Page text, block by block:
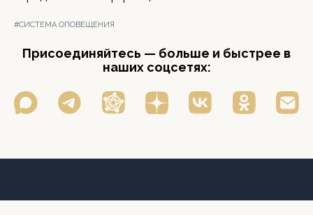
#СИСТЕМА ОПОВЕЩЕНИЯ
Присоединяйтесь — больше и быстрее в
наших соцсетях: